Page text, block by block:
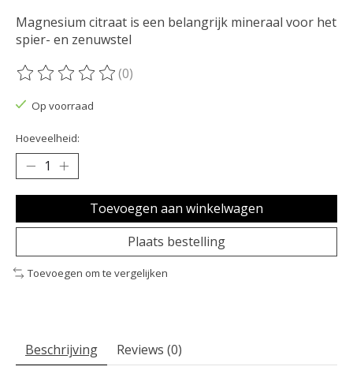
Magnesium citraat is een belangrijk mineraal voor het
spier- en zenuwstel
De beoordeling van dit product is
(0)
Op voorraad
Hoeveelheid:
Toevoegen aan winkelwagen
Plaats bestelling
Toevoegen om te vergelijken
Beschrijving Reviews (0)